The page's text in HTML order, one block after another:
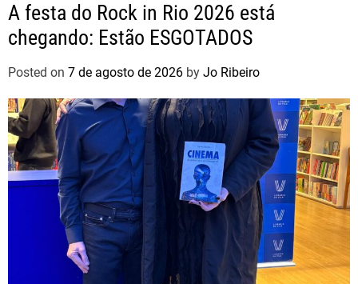
A festa do Rock in Rio 2026 está
chegando: Estão ESGOTADOS
Posted on 7 de agosto de 2026 by Jo Ribeiro